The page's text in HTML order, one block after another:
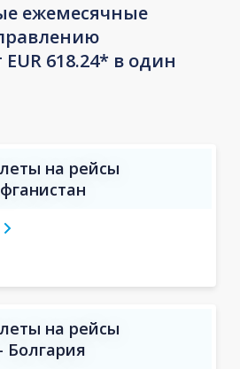
ежемесячные
618.24* в один
на рейсы
на рейсы
Болгария